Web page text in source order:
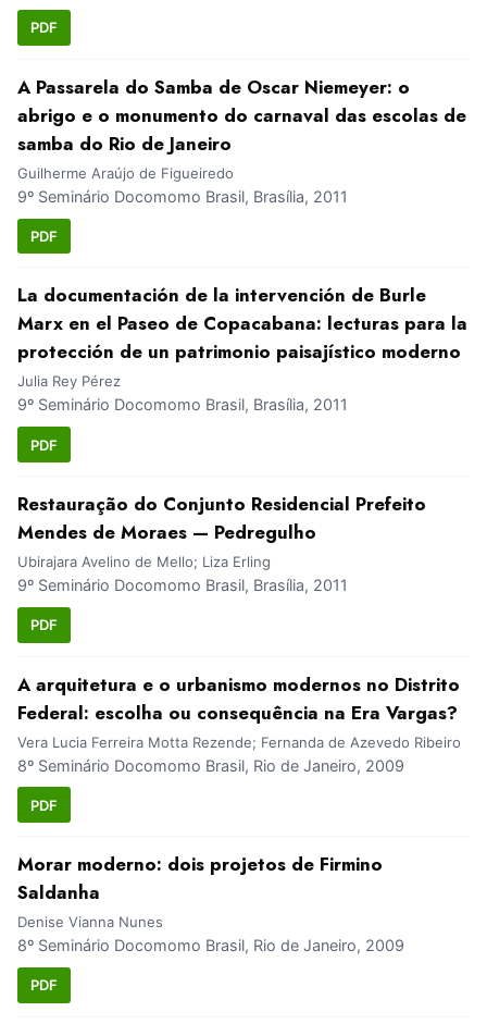
PDF
A Passarela do Samba de Oscar Niemeyer: o
abrigo e o monumento do carnaval das escolas de
samba do Rio de Janeiro
Guilherme Araújo de Figueiredo
9º Seminário Docomomo Brasil, Brasília, 2011
PDF
La documentación de la intervención de Burle
Marx en el Paseo de Copacabana: lecturas para la
protección de un patrimonio paisajístico moderno
Julia Rey Pérez
9º Seminário Docomomo Brasil, Brasília, 2011
PDF
Restauração do Conjunto Residencial Prefeito
Mendes de Moraes — Pedregulho
Ubirajara Avelino de Mello; Liza Erling
9º Seminário Docomomo Brasil, Brasília, 2011
PDF
A arquitetura e o urbanismo modernos no Distrito
Federal: escolha ou consequência na Era Vargas?
Vera Lucia Ferreira Motta Rezende; Fernanda de Azevedo Ribeiro
8º Seminário Docomomo Brasil, Rio de Janeiro, 2009
PDF
Morar moderno: dois projetos de Firmino
Saldanha
Denise Vianna Nunes
8º Seminário Docomomo Brasil, Rio de Janeiro, 2009
PDF